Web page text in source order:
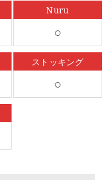
Nuru
○
ストッキング
○